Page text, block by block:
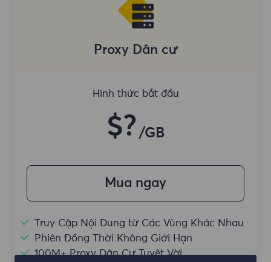
Proxy Dân cư
Hình thức bắt đầu
$? /GB
Mua ngay
Truy Cập Nội Dung từ Các Vùng Khác Nhau
Phiên Đồng Thời Không Giới Hạn
100M+ Proxy Dân Cư Tuyệt Vời